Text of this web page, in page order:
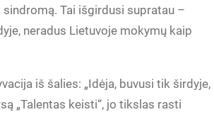
Tai išgirdusi supratau –
neradus Lietuvoje mokymų kaip
iš šalies: „Idėja, buvusi tik širdyje,
„Talentas keisti“, jo tikslas rasti